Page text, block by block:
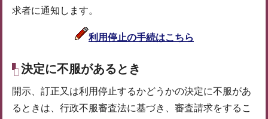
求者に通知します。
利用停止の手続はこちら
決定に不服があるとき
開示、訂正又は利用停止するかどうかの決定に不服があ
るときは、行政不服審査法に基づき、審査請求をするこ